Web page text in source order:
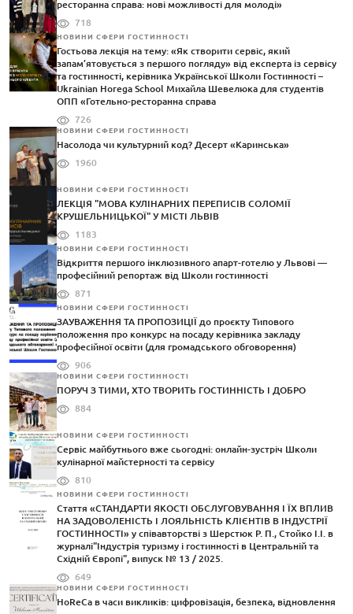
ресторанна справа: нові можливості для молоді»
718
НОВИНИ СФЕРИ ГОСТИННОСТІ
Гостьова лекція на тему: «Як створити сервіс, який
запам’ятовується з першого погляду» від експерта із сервісу
та гостинності, керівника Української Школи Гостинності –
Ukrainian Horega School Михайла Шевелюка для студентів
ОПП «Готельно-ресторанна справа
726
НОВИНИ СФЕРИ ГОСТИННОСТІ
Насолода чи культурний код? Десерт «Каринська»
1960
НОВИНИ СФЕРИ ГОСТИННОСТІ
ЛЕКЦІЯ "МОВА КУЛІНАРНИХ ПЕРЕПИСІВ СОЛОМІЇ
КРУШЕЛЬНИЦЬКОЇ" У МІСТІ ЛЬВІВ
1183
НОВИНИ СФЕРИ ГОСТИННОСТІ
Відкриття першого інклюзивного апарт-готелю у Львові —
професійний репортаж від Школи гостинності
871
НОВИНИ СФЕРИ ГОСТИННОСТІ
ЗАУВАЖЕННЯ ТА ПРОПОЗИЦІЇ до проєкту Типового
положення про конкурс на посаду керівника закладу
професійної освіти (для громадського обговорення)
906
НОВИНИ СФЕРИ ГОСТИННОСТІ
ПОРУЧ З ТИМИ, ХТО ТВОРИТЬ ГОСТИННІСТЬ І ДОБРО
884
НОВИНИ СФЕРИ ГОСТИННОСТІ
Сервіс майбутнього вже сьогодні: онлайн-зустріч Школи
кулінарної майстерності та сервісу
810
НОВИНИ СФЕРИ ГОСТИННОСТІ
Стаття «СТАНДАРТИ ЯКОСТІ ОБСЛУГОВУВАННЯ І ЇХ ВПЛИВ
НА ЗАДОВОЛЕНІСТЬ І ЛОЯЛЬНІСТЬ КЛІЄНТІВ В ІНДУСТРІЇ
ГОСТИННОСТІ» у співавторстві з Шерстюк Р. П., Стойко І.І. в
журналі"Індустрія туризму і гостинності в Центральній та
Східній Європі", випуск № 13 / 2025.
649
НОВИНИ СФЕРИ ГОСТИННОСТІ
HoReCa в часи викликів: цифровізація, безпека, відновлення